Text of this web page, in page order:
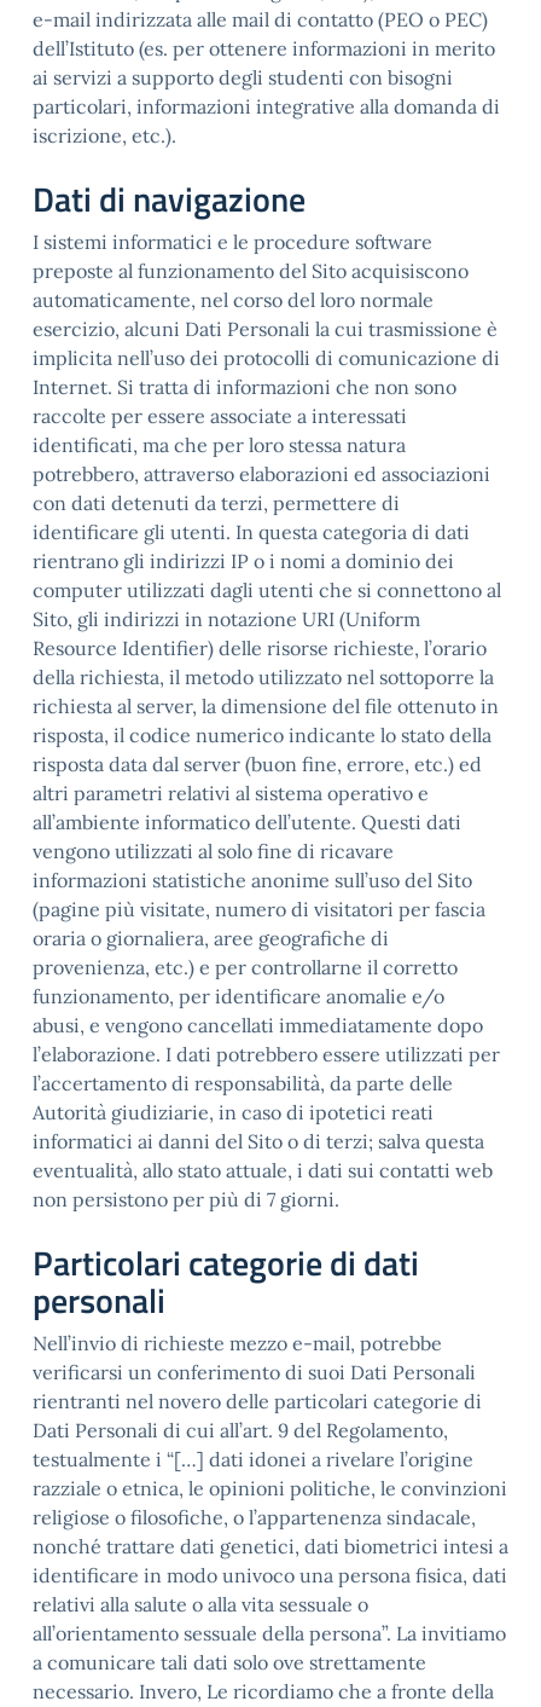
e-mail indirizzata alle mail di contatto (PEO o PEC)
dell’Istituto (es. per ottenere informazioni in merito
ai servizi a supporto degli studenti con bisogni
particolari, informazioni integrative alla domanda di
iscrizione, etc.).
Dati di navigazione
I sistemi informatici e le procedure software
preposte al funzionamento del Sito acquisiscono
automaticamente, nel corso del loro normale
esercizio, alcuni Dati Personali la cui trasmissione è
implicita nell’uso dei protocolli di comunicazione di
Internet. Si tratta di informazioni che non sono
raccolte per essere associate a interessati
identificati, ma che per loro stessa natura
potrebbero, attraverso elaborazioni ed associazioni
con dati detenuti da terzi, permettere di
identificare gli utenti. In questa categoria di dati
rientrano gli indirizzi IP o i nomi a dominio dei
computer utilizzati dagli utenti che si connettono al
Sito, gli indirizzi in notazione URI (Uniform
Resource Identifier) delle risorse richieste, l’orario
della richiesta, il metodo utilizzato nel sottoporre la
richiesta al server, la dimensione del file ottenuto in
risposta, il codice numerico indicante lo stato della
risposta data dal server (buon fine, errore, etc.) ed
altri parametri relativi al sistema operativo e
all’ambiente informatico dell’utente. Questi dati
vengono utilizzati al solo fine di ricavare
informazioni statistiche anonime sull’uso del Sito
(pagine più visitate, numero di visitatori per fascia
oraria o giornaliera, aree geografiche di
provenienza, etc.) e per controllarne il corretto
funzionamento, per identificare anomalie e/o
abusi, e vengono cancellati immediatamente dopo
l’elaborazione. I dati potrebbero essere utilizzati per
l’accertamento di responsabilità, da parte delle
Autorità giudiziarie, in caso di ipotetici reati
informatici ai danni del Sito o di terzi; salva questa
eventualità, allo stato attuale, i dati sui contatti web
non persistono per più di 7 giorni.
Particolari categorie di dati
personali
Nell’invio di richieste mezzo e-mail, potrebbe
verificarsi un conferimento di suoi Dati Personali
rientranti nel novero delle particolari categorie di
Dati Personali di cui all’art. 9 del Regolamento,
testualmente i “[…] dati idonei a rivelare l’origine
razziale o etnica, le opinioni politiche, le convinzioni
religiose o filosofiche, o l’appartenenza sindacale,
nonché trattare dati genetici, dati biometrici intesi a
identificare in modo univoco una persona fisica, dati
relativi alla salute o alla vita sessuale o
all’orientamento sessuale della persona”. La invitiamo
a comunicare tali dati solo ove strettamente
necessario. Invero, Le ricordiamo che a fronte della